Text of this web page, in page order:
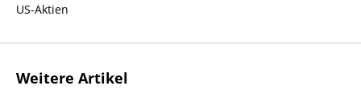
US-Aktien
Weitere Artikel